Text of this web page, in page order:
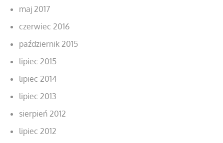
maj 2017
czerwiec 2016
październik 2015
lipiec 2015
lipiec 2014
lipiec 2013
sierpień 2012
lipiec 2012